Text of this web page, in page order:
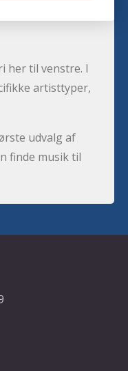
her til venstre. I
artisttyper,
udvalg af
finde musik til